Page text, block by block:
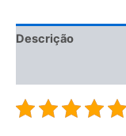
Descrição